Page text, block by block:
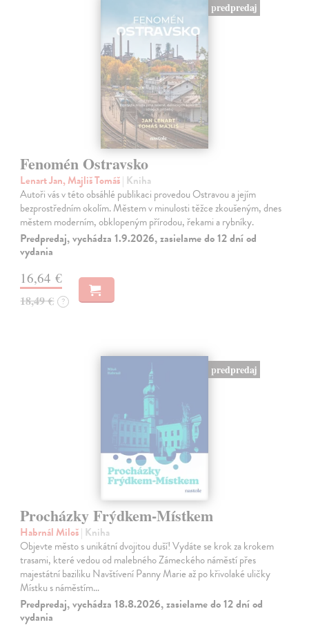
predpredaj
Fenomén Ostravsko
Lenart Jan, Majliš Tomáš| Kniha
Autoři vás v této obsáhlé publikaci provedou Ostravou a jejím
bezprostředním okolím. Městem v minulosti těžce zkoušeným, dnes
městem moderním, obklopeným přírodou, řekami a rybníky.
Predpredaj, vychádza 1.9.2026, zasielame do 12 dní od
vydania
16,64 €
18,49 € ?
predpredaj
Procházky Frýdkem-Místkem
Habrnál Miloš| Kniha
Objevte město s unikátní dvojitou duší! Vydáte se krok za krokem
trasami, které vedou od malebného Zámeckého náměstí přes
majestátní baziliku Navštívení Panny Marie až po křivolaké uličky
Místku s náměstím…
Predpredaj, vychádza 18.8.2026, zasielame do 12 dní od
vydania